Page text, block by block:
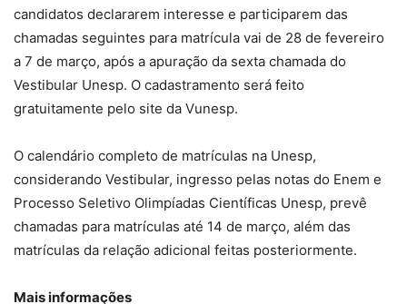
candidatos declararem interesse e participarem das
chamadas seguintes para matrícula vai de 28 de fevereiro
a 7 de março, após a apuração da sexta chamada do
Vestibular Unesp. O cadastramento será feito
gratuitamente pelo site da Vunesp.
O calendário completo de matrículas na Unesp,
considerando Vestibular, ingresso pelas notas do Enem e
Processo Seletivo Olimpíadas Científicas Unesp, prevê
chamadas para matrículas até 14 de março, além das
matrículas da relação adicional feitas posteriormente.
Mais informações